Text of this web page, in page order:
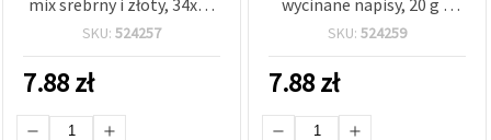
mm - 20 g
SKU: 524257
7.88zł
posypka na stół weselny i
SKU: 524259
7.88zł